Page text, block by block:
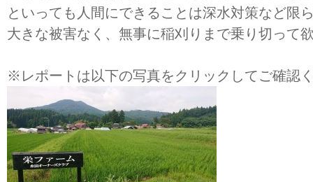
といっても人間にできることは深水対策など限
大きな被害なく、無事に稲刈りまで乗り切って
※レポートは以下の写真をクリックしてご確認